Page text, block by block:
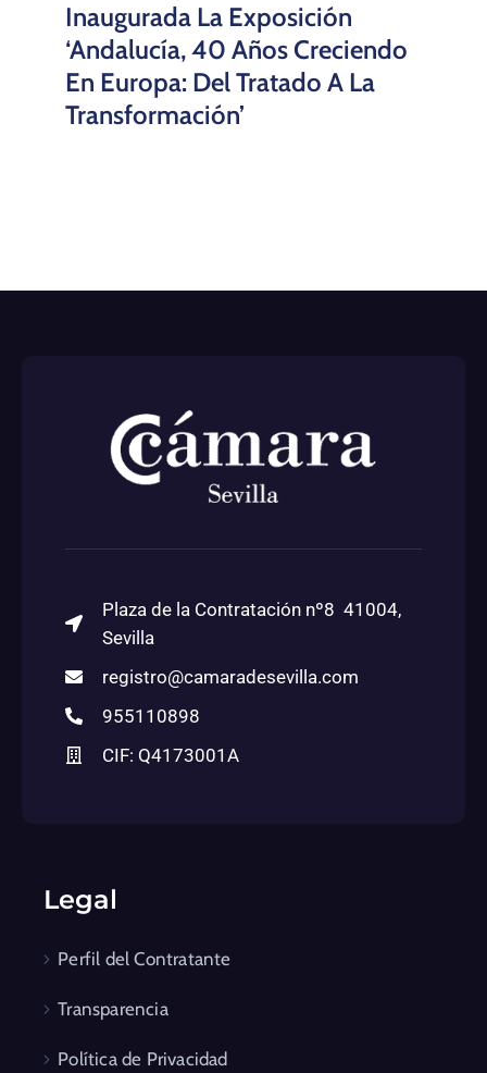
Inaugurada La Exposición
‘Andalucía, 40 Años Creciendo
En Europa: Del Tratado A La
Transformación’
Plaza de la Contratación nº8 41004,
Sevilla
registro@camaradesevilla.com
955110898
CIF: Q4173001A
Legal
Perfil del Contratante
Transparencia
Política de Privacidad